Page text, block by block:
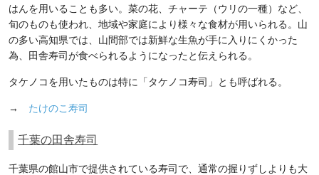
はんを用いることも多い。菜の花、チャーテ（ウリの一種）など、
旬のものも使われ、地域や家庭により様々な食材が用いられる。山
の多い高知県では、山間部では新鮮な生魚が手に入りにくかった
為、田舎寿司が食べられるようになったと伝えられる。
タケノコを用いたものは特に「タケノコ寿司」とも呼ばれる。
→ たけのこ寿司
千葉の田舎寿司
千葉県の館山市で提供されている寿司で、通常の握りずしよりも大